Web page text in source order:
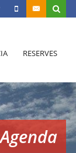
RESERVES
Agenda